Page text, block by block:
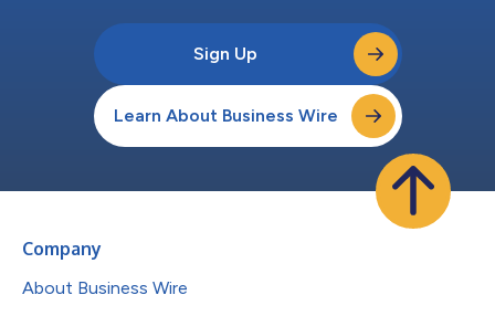
Sign Up
Learn About Business Wire
Company
About Business Wire